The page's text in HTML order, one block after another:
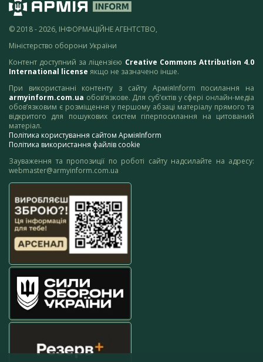
© 2018 - 2026, ІНФОРМАЦІЙНЕ АГЕНТСТВО,
Міністерство оборони України
Контент доступний за ліцензією Creative Commons Attribution 4.0
International license якщо не зазначено інше.
При використанні контенту з сайту АрміяInform посилання на
armyinform.com.ua обов’язкове. Для суб’єктів у сфері онлайн-медіа
обов’язковим є розміщення у першому абзаці матеріалу прямого та
відкритого для пошукових систем гіперпосилання на цитований
матеріал.
Політика користування сайтом АрміяInform
Політика використання файлів cookie
Зауваження та пропозиції по роботі сайту надсилайте на адресу:
webmaster@armyinform.com.ua